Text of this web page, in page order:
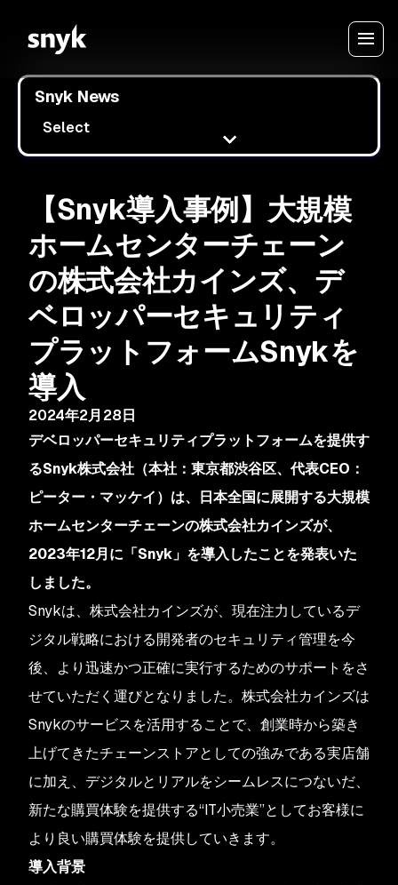
Snyk News
Select
【Snyk導入事例】大規模
ホームセンターチェーン
の株式会社カインズ、デ
ベロッパーセキュリティ
プラットフォームSnykを
導入
2024年2月28日
デベロッパーセキュリティプラットフォームを提供す
るSnyk株式会社（本社：東京都渋谷区、代表CEO：
ピーター・マッケイ）は、日本全国に展開する大規模
ホームセンターチェーンの株式会社カインズが、
2023年12月に「Snyk」を導入したことを発表いた
しました。
Snykは、株式会社カインズが、現在注力しているデ
ジタル戦略における開発者のセキュリティ管理を今
後、より迅速かつ正確に実行するためのサポートをさ
せていただく運びとなりました。株式会社カインズは
Snykのサービスを活用することで、創業時から築き
上げてきたチェーンストアとしての強みである実店舗
に加え、デジタルとリアルをシームレスにつないだ、
新たな購買体験を提供する“IT小売業”としてお客様に
より良い購買体験を提供していきます。
導入背景